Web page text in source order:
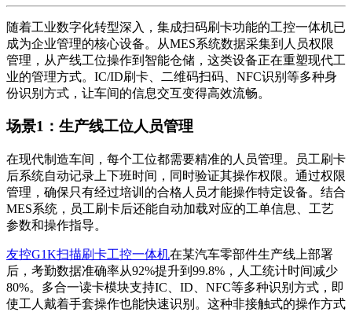
随着工业数字化转型深入，集成扫码刷卡功能的工控一体机已
成为企业管理的核心设备。从MES系统数据采集到人员权限
管理，从产线工位操作到智能仓储，这类设备正在重塑现代工
业的管理方式。IC/ID刷卡、二维码扫码、NFC识别等多种身
份识别方式，让车间的信息交互变得高效流畅。
场景1：生产线工位人员管理
在现代制造车间，每个工位都需要精准的人员管理。员工刷卡
后系统自动记录上下班时间，同时验证其操作权限。通过权限
管理，确保只有经过培训的合格人员才能操作特定设备。结合
MES系统，员工刷卡后还能自动加载对应的工单信息、工艺
参数和操作指导。
友控G1K扫描刷卡工控一体机在某汽车零部件生产线上部署
后，考勤数据准确率从92%提升到99.8%，人工统计时间减少
80%。多合一读卡模块支持IC、ID、NFC等多种识别方式，即
使工人戴着手套操作也能快速识别。这种非接触式的操作方式